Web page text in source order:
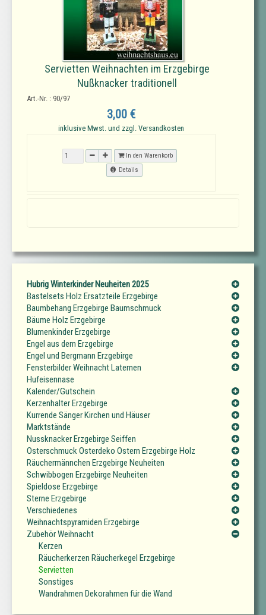
Servietten Weihnachten im Erzgebirge
Nußknacker traditionell
Art.-Nr. : 90/97
3,00 €
inklusive Mwst. und zzgl. Versandkosten
In den Warenkorb
Details
Hubrig Winterkinder Neuheiten 2025
Bastelsets Holz Ersatzteile Erzgebirge
Baumbehang Erzgebirge Baumschmuck
Bäume Holz Erzgebirge
Blumenkinder Erzgebirge
Engel aus dem Erzgebirge
Engel und Bergmann Erzgebirge
Fensterbilder Weihnacht Laternen
Hufeisennase
Kalender/Gutschein
Kerzenhalter Erzgebirge
Kurrende Sänger Kirchen und Häuser
Marktstände
Nussknacker Erzgebirge Seiffen
Osterschmuck Osterdeko Ostern Erzgebirge Holz
Räuchermännchen Erzgebirge Neuheiten
Schwibbogen Erzgebirge Neuheiten
Spieldose Erzgebirge
Sterne Erzgebirge
Verschiedenes
Weihnachtspyramiden Erzgebirge
Zubehör Weihnacht
Kerzen
Räucherkerzen Räucherkegel Erzgebirge
Servietten
Sonstiges
Wandrahmen Dekorahmen für die Wand